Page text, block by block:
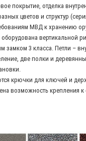
покрытие, отделка
цветов и структур
МВД к хранению
оборудована
замком 3 класса. Петли –
две полки и
крючки для ключей и
возможность крепления к